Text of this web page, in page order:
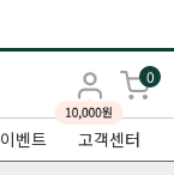
0
이벤트
고객센터